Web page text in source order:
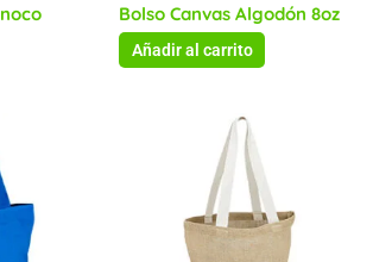
Bolso Canvas Algodón 8oz
Añadir al carrito